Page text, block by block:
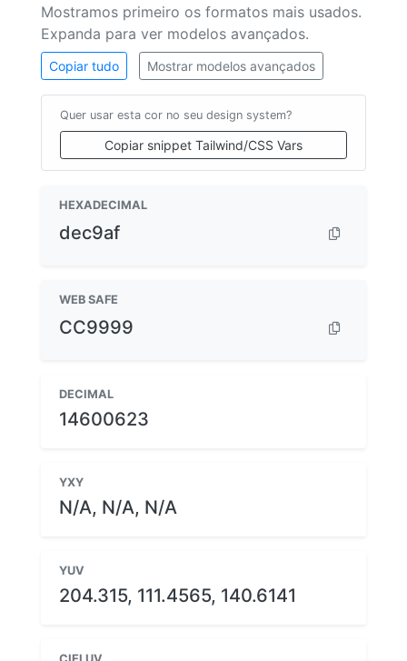
Mostramos primeiro os formatos mais usados.
Expanda para ver modelos avançados.
Copiar tudo Mostrar modelos avançados
Quer usar esta cor no seu design system?
Copiar snippet Tailwind/CSS Vars
HEXADECIMAL
dec9af
WEB SAFE
CC9999
DECIMAL
14600623
YXY
N/A, N/A, N/A
YUV
204.315, 111.4565, 140.6141
CIELUV